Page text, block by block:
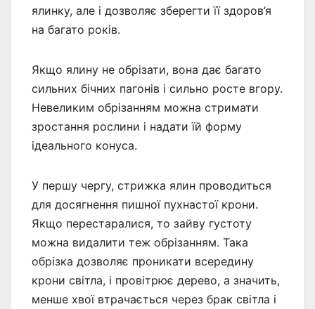
ялинку, але і дозволяє зберегти її здоров’я
на багато років.
Якщо ялину не обрізати, вона дає багато
сильних бічних пагонів і сильно росте вгору.
Невеликим обрізанням можна стримати
зростання рослини і надати їй форму
ідеального конуса.
У першу чергу, стрижка ялин проводиться
для досягнення пишної пухнастої крони.
Якщо перестаралися, то зайву густоту
можна видалити теж обрізанням. Така
обрізка дозволяє проникати всередину
крони світла, і провітрює дерево, а значить,
менше хвої втрачається через брак світла і